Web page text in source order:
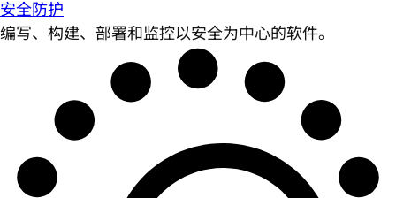
安全防护
编写、构建、部署和监控以安全为中心的软件。